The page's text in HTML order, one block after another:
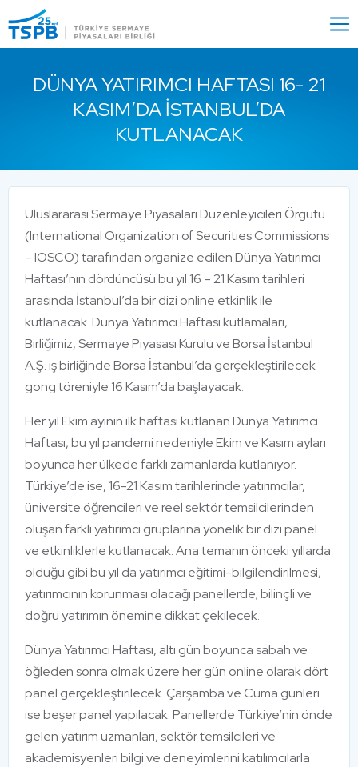
Close
DÜNYA YATIRIMCI HAFTASI 16- 21
KASIM’DA İSTANBUL’DA
KUTLANACAK
Uluslararası Sermaye Piyasaları Düzenleyicileri Örgütü
(International Organization of Securities Commissions
– IOSCO) tarafından organize edilen Dünya Yatırımcı
Haftası’nın dördüncüsü bu yıl 16 – 21 Kasım tarihleri
arasında İstanbul’da bir dizi online etkinlik ile
kutlanacak. Dünya Yatırımcı Haftası kutlamaları,
Birliğimiz, Sermaye Piyasası Kurulu ve Borsa İstanbul
A.Ş. iş birliğinde Borsa İstanbul’da gerçekleştirilecek
gong töreniyle 16 Kasım’da başlayacak.
Her yıl Ekim ayının ilk haftası kutlanan Dünya Yatırımcı
Haftası, bu yıl pandemi nedeniyle Ekim ve Kasım ayları
boyunca her ülkede farklı zamanlarda kutlanıyor.
Türkiye’de ise, 16-21 Kasım tarihlerinde yatırımcılar,
üniversite öğrencileri ve reel sektör temsilcilerinden
oluşan farklı yatırımcı gruplarına yönelik bir dizi panel
ve etkinliklerle kutlanacak. Ana temanın önceki yıllarda
olduğu gibi bu yıl da yatırımcı eğitimi-bilgilendirilmesi,
yatırımcının korunması olacağı panellerde; bilinçli ve
doğru yatırımın önemine dikkat çekilecek.
Dünya Yatırımcı Haftası, altı gün boyunca sabah ve
öğleden sonra olmak üzere her gün online olarak dört
panel gerçekleştirilecek. Çarşamba ve Cuma günleri
ise beşer panel yapılacak. Panellerde Türkiye’nin önde
gelen yatırım uzmanları, sektör temsilcileri ve
akademisyenleri bilgi ve deneyimlerini katılımcılarla